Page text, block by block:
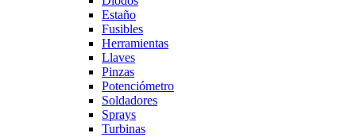
Estaño
Fusibles
Herramientas
Llaves
Pinzas
Potenciómetro
Soldadores
Sprays
Turbinas